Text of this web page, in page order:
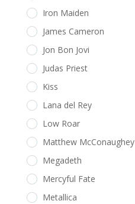
Iron Maiden
James Cameron
Jon Bon Jovi
Judas Priest
Kiss
Lana del Rey
Low Roar
Matthew McConaughey
Megadeth
Mercyful Fate
Metallica